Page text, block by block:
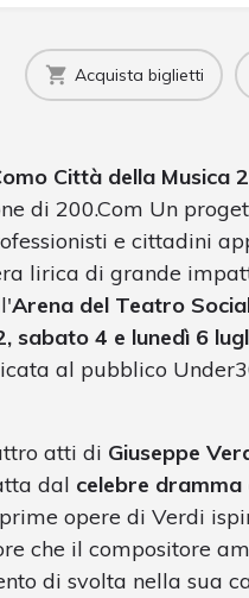
Acquista biglietti
Città della Musica
di 200.Com Un
e cittadini
lirica di grande
Arena del Teatro
sabato 4 e lunedì 6
al pubblico
atti di Giuseppe
dal celebre
opere di Verdi
che il compositore
di svolta nella sua